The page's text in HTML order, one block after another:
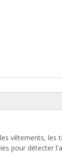
vêtements, les
pour détecter